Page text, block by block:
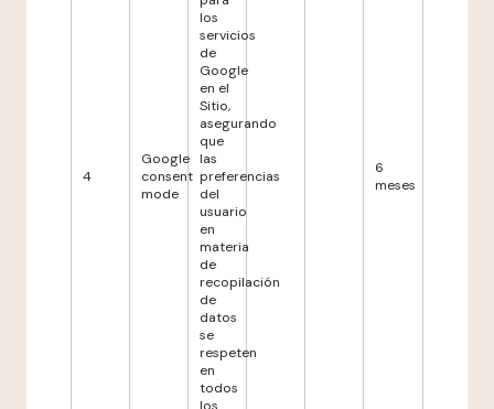
4
Google
consent
mode
los
servicios
de
Google
en el
Sitio,
asegurando
que
las
preferencias
del
usuario
en
materia
de
recopilación
de
datos
se
respeten
en
todos
6
meses